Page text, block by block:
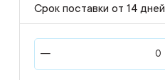
Срок поставки от 14 дней